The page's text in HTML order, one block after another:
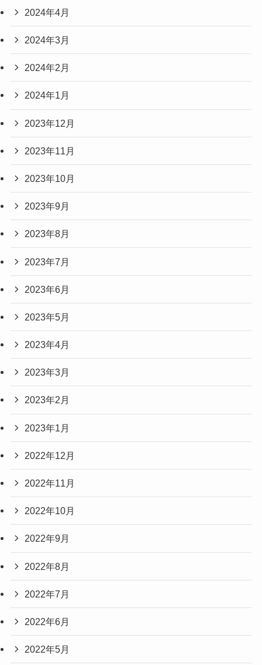
2024年4月
2024年3月
2024年2月
2024年1月
2023年12月
2023年11月
2023年10月
2023年9月
2023年8月
2023年7月
2023年6月
2023年5月
2023年4月
2023年3月
2023年2月
2023年1月
2022年12月
2022年11月
2022年10月
2022年9月
2022年8月
2022年7月
2022年6月
2022年5月